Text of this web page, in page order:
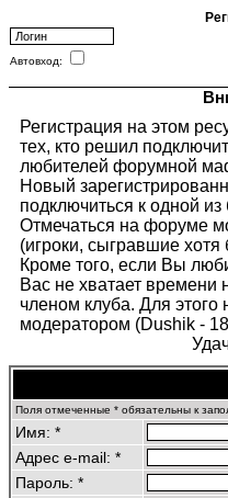
Автовход:
Регистрация на этом
тех, кто решил
любителей форумной
Новый
подключиться к одной
Отмечаться на форуме
(игроки, сыгравшие хотя
Кроме того, если Вы
Вас не хватает времени
членом клуба. Для этого
модератором (Dushik -
Поля отмеченные * обязательны к
Имя: *
Адрес e-mail: *
Пароль: *